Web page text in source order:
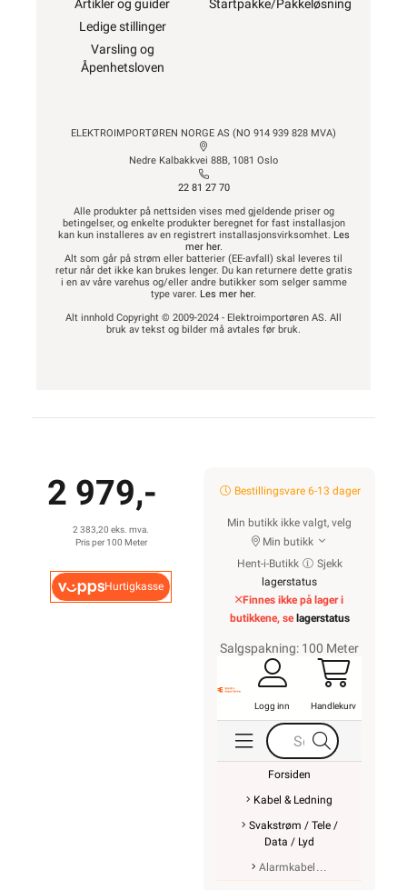
Artikler og guider
Ledige stillinger
Varsling og
Åpenhetsloven
Startpakke/Pakkeløsning
ELEKTROIMPORTØREN NORGE AS (NO 914 939 828 MVA)
Nedre Kalbakkvei 88B, 1081 Oslo
22 81 27 70
Alle produkter på nettsiden vises med gjeldende priser og
betingelser, og enkelte produkter beregnet for fast installasjon
kan kun installeres av en registrert installasjonsvirksomhet. Les
mer her.
Alt som går på strøm eller batterier (EE-avfall) skal leveres til
retur når det ikke kan brukes lenger. Du kan returnere dette gratis
i en av våre varehus og/eller andre butikker som selger samme
type varer. Les mer her.
Alt innhold Copyright © 2009-2024 - Elektroimportøren AS. All
bruk av tekst og bilder må avtales før bruk.
2 979,-
2 383,20 eks. mva.
Pris per 100 Meter
Hurtigkasse
Bestillingsvare 6-13 dager
Min butikk ikke valgt, velg
Min butikk
Hent-i-Butikk
Sjekk
lagerstatus
Finnes ikke på lager i
butikkene, se lagerstatus
Salgspakning: 100 Meter
Logg inn Handlekurv
Forsiden
Kabel & Ledning
Svakstrøm / Tele /
Data / Lyd
Alarmkabel